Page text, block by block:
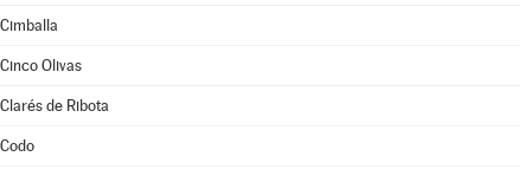
Cimballa
Cinco Olivas
Clarés de Ribota
Codo